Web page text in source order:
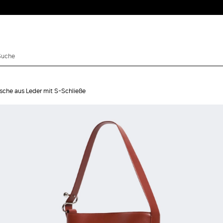
aus Leder mit S-Schließe